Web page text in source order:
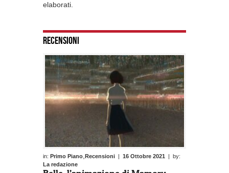
elaborati
RECENSIONI
in: Primo Piano Recensioni | 16 Ottobre 2021 | by:
La redazione